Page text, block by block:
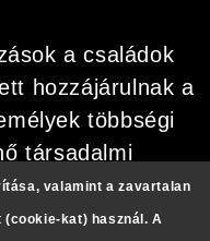
a családok
hozzájárulnak a
többségi
társadalmi
fejlődéséhez is.
valamint a zavartalan
kat) használ. A